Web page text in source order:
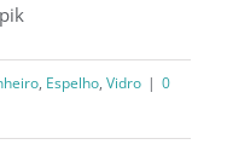
, Espelho, Vidro | 0